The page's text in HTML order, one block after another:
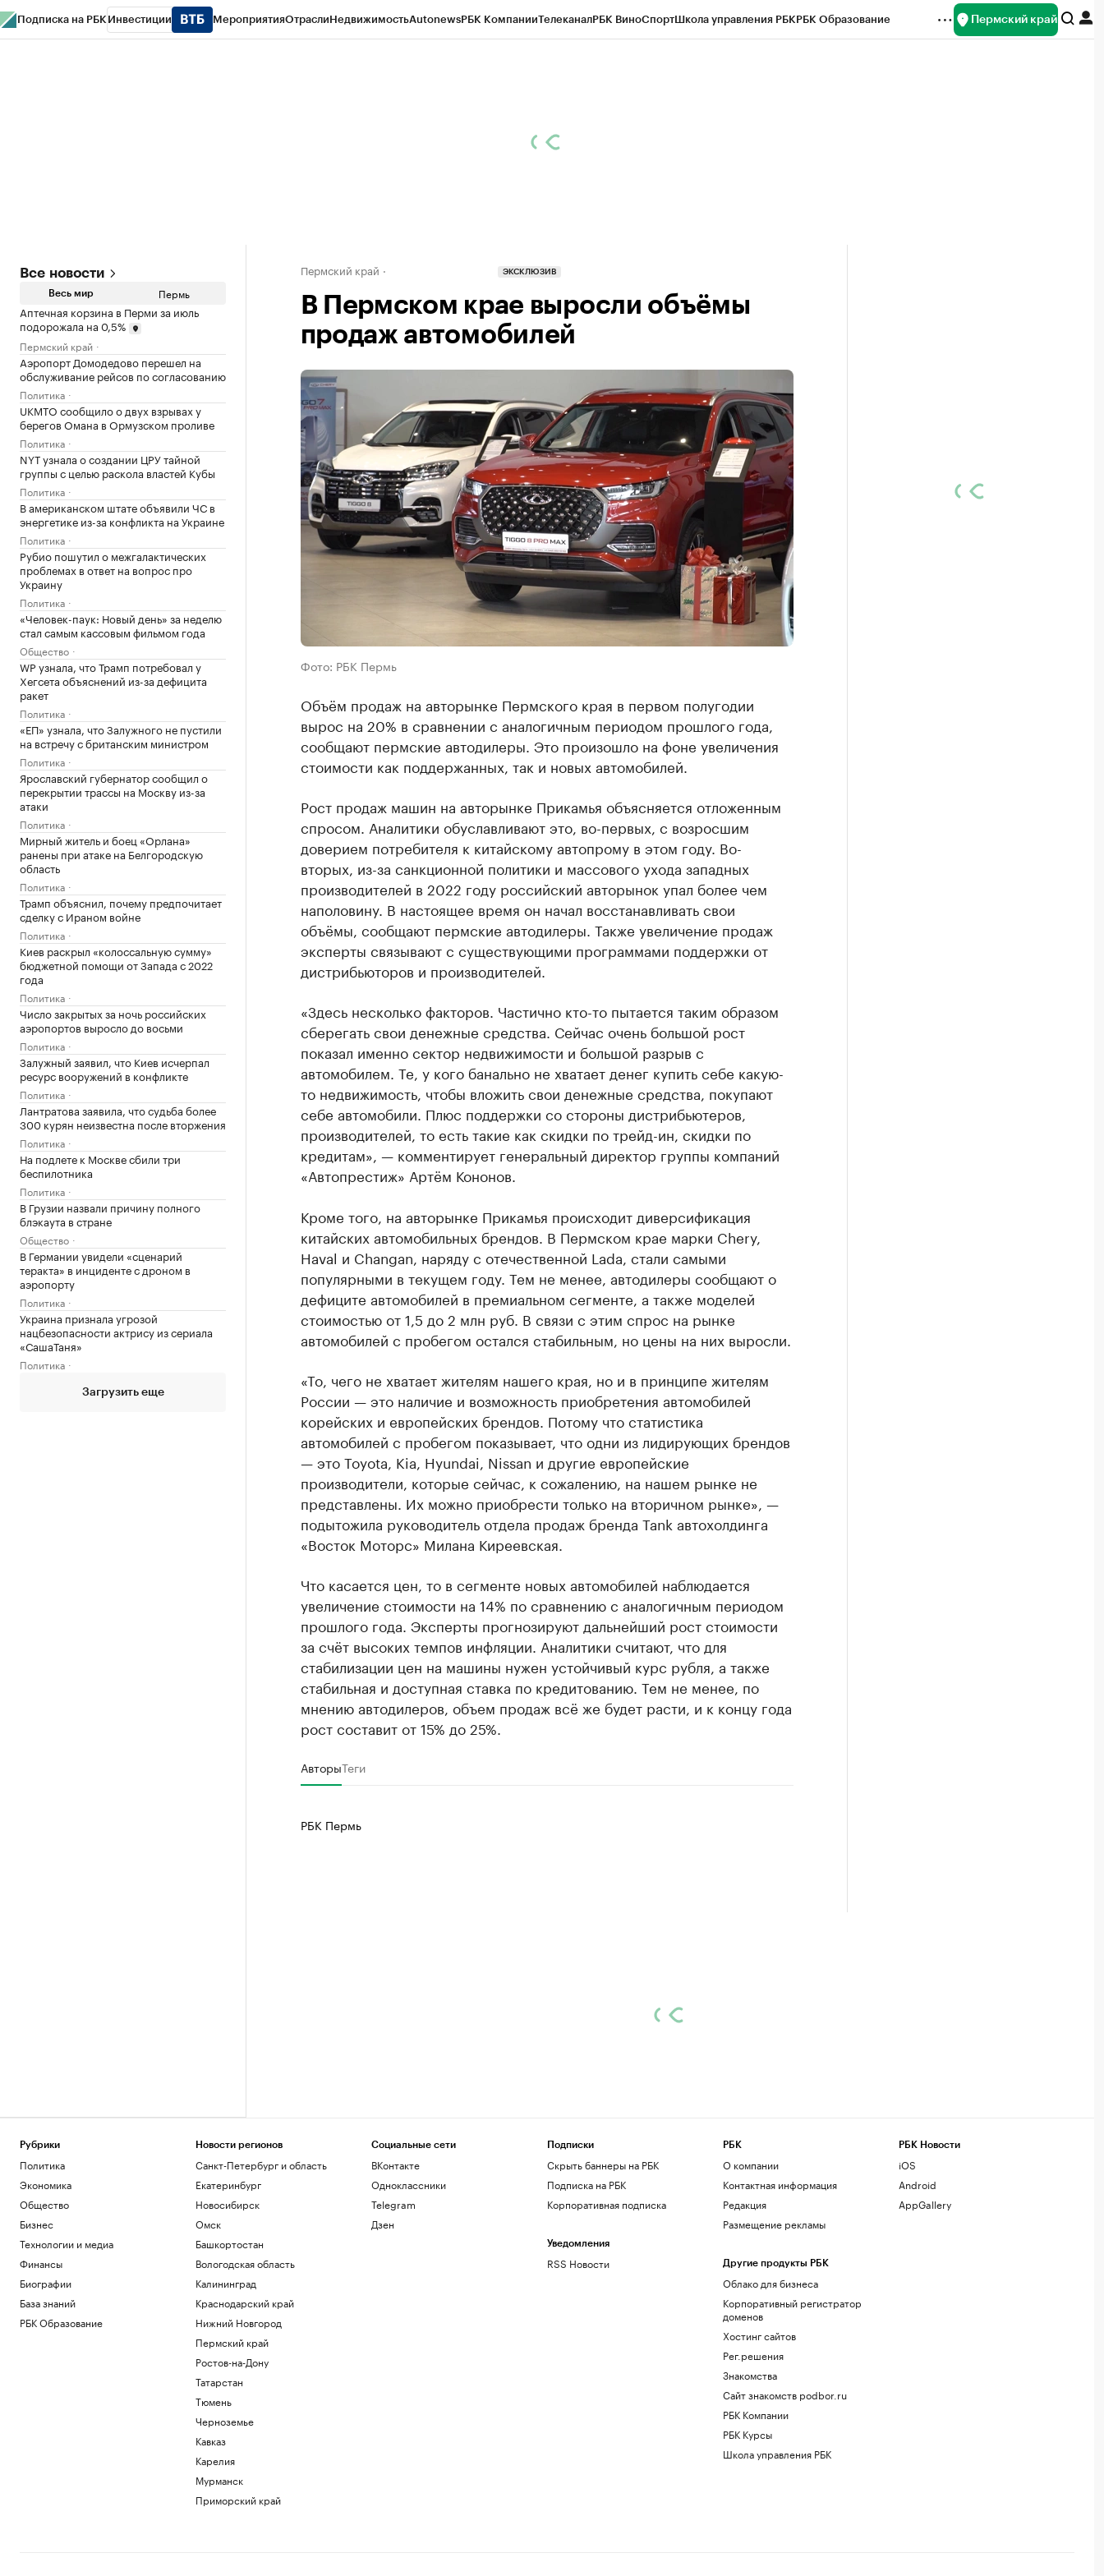
Подписка на РБК Инвестиции МероприятияОтраслиНедвижимостьAutonewsРБК КомпанииТелеканалРБК ВиноСпортШкола управления РБКРБК Образование Пермский край
Все новости
Весь мир Пермь
Аптечная корзина в Перми за июль
подорожала на 0,5%
Пермский край
Аэропорт Домодедово перешел на
обслуживание рейсов по согласованию
Политика
UKMTO сообщило о двух взрывах у
берегов Омана в Ормузском проливе
Политика
NYT узнала о создании ЦРУ тайной
группы с целью раскола властей Кубы
Политика
В американском штате объявили ЧС в
энергетике из-за конфликта на Украине
Политика
Рубио пошутил о межгалактических
проблемах в ответ на вопрос про
Украину
Политика
«Человек-паук: Новый день» за неделю
стал самым кассовым фильмом года
Общество
WP узнала, что Трамп потребовал у
Хегсета объяснений из-за дефицита
ракет
Политика
«ЕП» узнала, что Залужного не пустили
на встречу с британским министром
Политика
Ярославский губернатор сообщил о
перекрытии трассы на Москву из-за
атаки
Политика
Мирный житель и боец «Орлана»
ранены при атаке на Белгородскую
область
Политика
Трамп объяснил, почему предпочитает
сделку с Ираном войне
Политика
Киев раскрыл «колоссальную сумму»
бюджетной помощи от Запада с 2022
года
Политика
Число закрытых за ночь российских
аэропортов выросло до восьми
Политика
Залужный заявил, что Киев исчерпал
ресурс вооружений в конфликте
Политика
Лантратова заявила, что судьба более
300 курян неизвестна после вторжения
Политика
На подлете к Москве сбили три
беспилотника
Политика
В Грузии назвали причину полного
блэкаута в стране
Общество
В Германии увидели «сценарий
теракта» в инциденте с дроном в
аэропорту
Политика
Украина признала угрозой
нацбезопасности актрису из сериала
«СашаТаня»
Политика
Загрузить еще
Пермский край ЭКСКЛЮЗИВ
В Пермском крае выросли объёмы
продаж автомобилей
Фото: РБК Пермь
Объём продаж на авторынке Пермского края в первом полугодии
вырос на 20% в сравнении с аналогичным периодом прошлого года,
сообщают пермские автодилеры. Это произошло на фоне увеличения
стоимости как поддержанных, так и новых автомобилей.
Рост продаж машин на авторынке Прикамья объясняется отложенным
спросом. Аналитики обуславливают это, во-первых, с возросшим
доверием потребителя к китайскому автопрому в этом году. Во-
вторых, из-за санкционной политики и массового ухода западных
производителей в 2022 году российский авторынок упал более чем
наполовину. В настоящее время он начал восстанавливать свои
объёмы, сообщают пермские автодилеры. Также увеличение продаж
эксперты связывают с существующими программами поддержки от
дистрибьюторов и производителей.
«Здесь несколько факторов. Частично кто-то пытается таким образом
сберегать свои денежные средства. Сейчас очень большой рост
показал именно сектор недвижимости и большой разрыв с
автомобилем. Те, у кого банально не хватает денег купить себе какую-
то недвижимость, чтобы вложить свои денежные средства, покупают
себе автомобили. Плюс поддержки со стороны дистрибьютеров,
производителей, то есть такие как скидки по трейд-ин, скидки по
кредитам», — комментирует генеральный директор группы компаний
«Автопрестиж» Артём Кононов.
Кроме того, на авторынке Прикамья происходит диверсификация
китайских автомобильных брендов. В Пермском крае марки Chery,
Haval и Changan, наряду с отечественной Lada, стали самыми
популярными в текущем году. Тем не менее, автодилеры сообщают о
дефиците автомобилей в премиальном сегменте, а также моделей
стоимостью от 1,5 до 2 млн руб. В связи с этим спрос на рынке
автомобилей с пробегом остался стабильным, но цены на них выросли.
«То, чего не хватает жителям нашего края, но и в принципе жителям
России — это наличие и возможность приобретения автомобилей
корейских и европейских брендов. Потому что статистика
автомобилей с пробегом показывает, что одни из лидирующих брендов
— это Toyota, Kia, Hyundai, Nissan и другие европейские
производители, которые сейчас, к сожалению, на нашем рынке не
представлены. Их можно приобрести только на вторичном рынке», —
подытожила руководитель отдела продаж бренда Tank автохолдинга
«Восток Моторс» Милана Киреевская.
Что касается цен, то в сегменте новых автомобилей наблюдается
увеличение стоимости на 14% по сравнению с аналогичным периодом
прошлого года. Эксперты прогнозируют дальнейший рост стоимости
за счёт высоких темпов инфляции. Аналитики считают, что для
стабилизации цен на машины нужен устойчивый курс рубля, а также
стабильная и доступная ставка по кредитованию. Тем не менее, по
мнению автодилеров, объем продаж всё же будет расти, и к концу года
рост составит от 15% до 25%.
АвторыТеги
РБК Пермь
Рубрики
Политика
Экономика
Общество
Бизнес
Технологии и медиа
Финансы
Биографии
База знаний
РБК Образование
Новости регионов
Санкт-Петербург и область
Екатеринбург
Новосибирск
Омск
Башкортостан
Вологодская область
Калининград
Краснодарский край
Нижний Новгород
Пермский край
Ростов-на-Дону
Татарстан
Тюмень
Черноземье
Кавказ
Карелия
Мурманск
Приморский край
Социальные сети
ВКонтакте
Одноклассники
Telegram
Дзен
Подписки
Скрыть баннеры на РБК
Подписка на РБК
Корпоративная подписка
Уведомления
RSS Новости
РБК
О компании
Контактная информация
Редакция
Размещение рекламы
Другие продукты РБК
Облако для бизнеса
Корпоративный регистратор
доменов
Хостинг сайтов
Рег.решения
Знакомства
Сайт знакомств podbor.ru
РБК Компании
РБК Курсы
Школа управления РБК
РБК Новости
iOS
Android
AppGallery